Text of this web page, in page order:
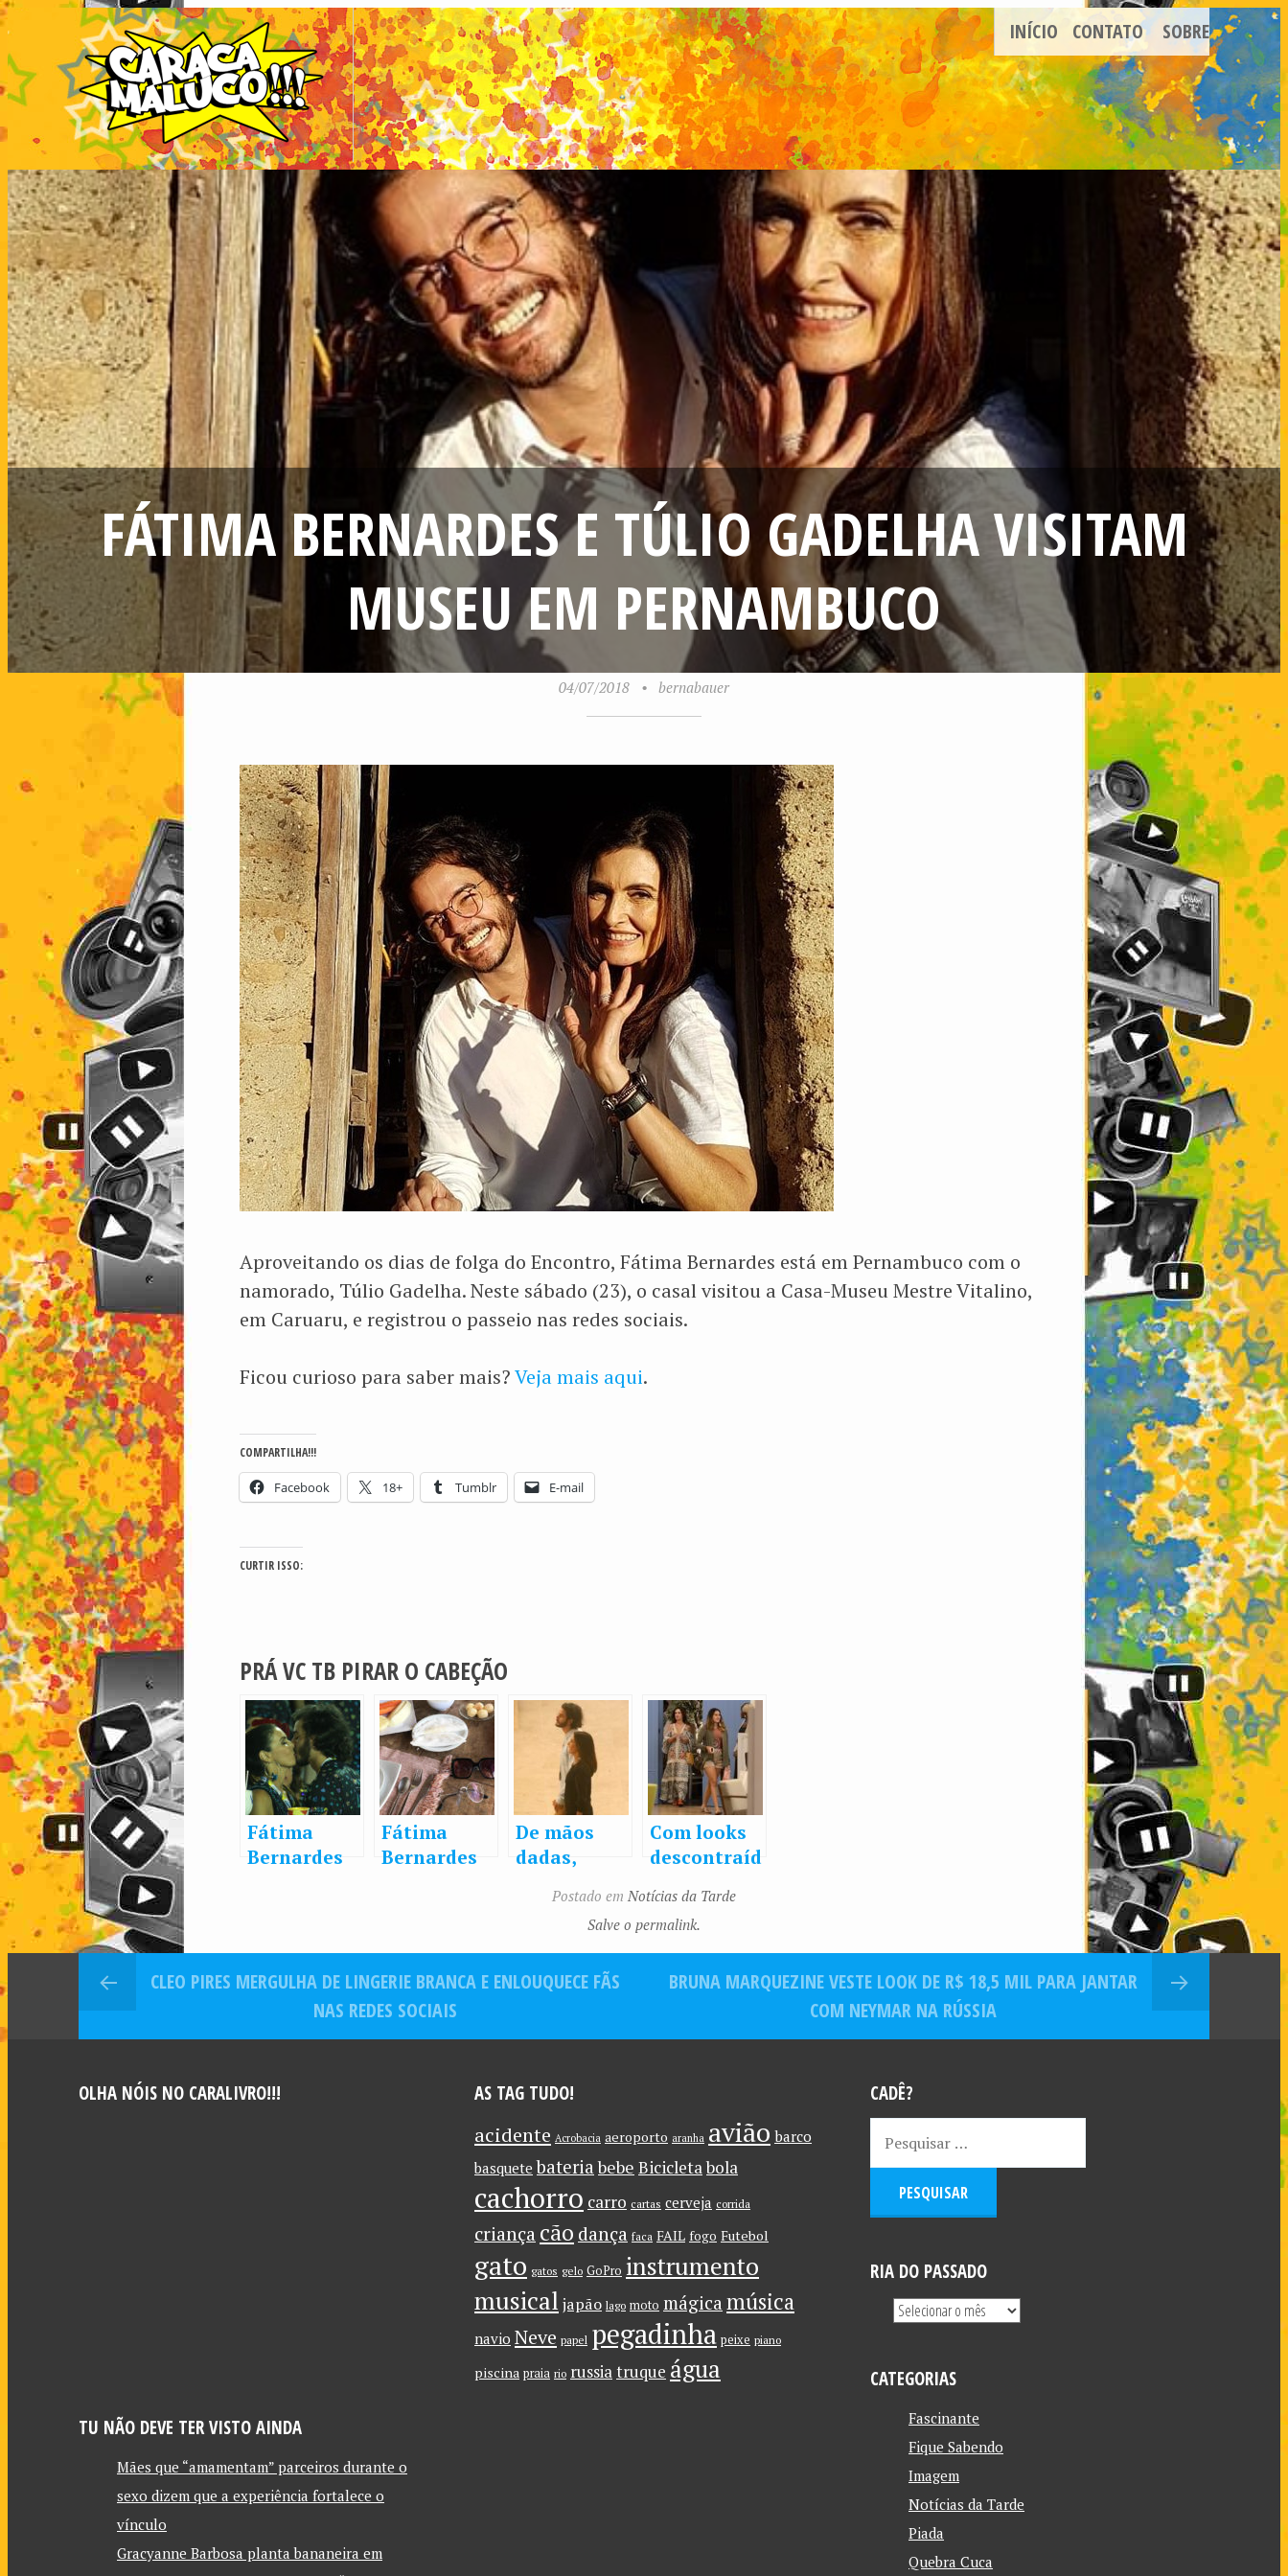
INÍCIO CONTATO SOBRE
FÁTIMA BERNARDES E TÚLIO GADELHA VISITAM
MUSEU EM PERNAMBUCO
04/07/2018 • bernabauer
Aproveitando os dias de folga do Encontro, Fátima Bernardes está em Pernambuco com o
namorado, Túlio Gadelha. Neste sábado (23), o casal visitou a Casa-Museu Mestre Vitalino,
em Caruaru, e registrou o passeio nas redes sociais.
Ficou curioso para saber mais?Veja mais aqui.
COMPARTILHA!!!
Facebook 18+ Tumblr E-mail
CURTIR ISSO:
PRÁ VC TB PIRAR O CABEÇÃO
Fátima
Bernardes
quentes
com o
namorado
Fátima
Bernardes
Gadêlha no
RN
De mãos
dadas,
Bernardes
passeia em
shopping
com Túlio
Com looks
descontraíd
Bernardes
passeia com
as filhas
Laura e
Postado em Notícias da Tarde
Salve o permalink.
CLEO PIRES MERGULHA DE LINGERIE BRANCA E ENLOUQUECE FÃS
NAS REDES SOCIAIS
BRUNA MARQUEZINE VESTE LOOK DE R$ 18,5 MIL PARA JANTAR
COM NEYMAR NA RÚSSIA
OLHA NÓIS NO CARALIVRO!!!
TU NÃO DEVE TER VISTO AINDA
Mães que “amamentam” parceiros durante o
sexo dizem que a experiência fortalece o
vínculo
Gracyanne Barbosa planta bananeira em
AS TAG TUDO!
acidente Acrobacia aeroporto aranha avião barco
basquete bateria bebe Bicicletabola
cachorro carro cartas cerveja corrida
criançacão dança faca FAIL fogo Futebol
gato gatos gelo GoPro instrumento
musical japão lago moto mágica música
navio Neve papel pegadinha peixe piano
piscina praia rio russiatruque água
CADÊ?
RIA DO PASSADO
CATEGORIAS
Fascinante
Fique Sabendo
Imagem
Notícias da Tarde
Piada
Quebra Cuca